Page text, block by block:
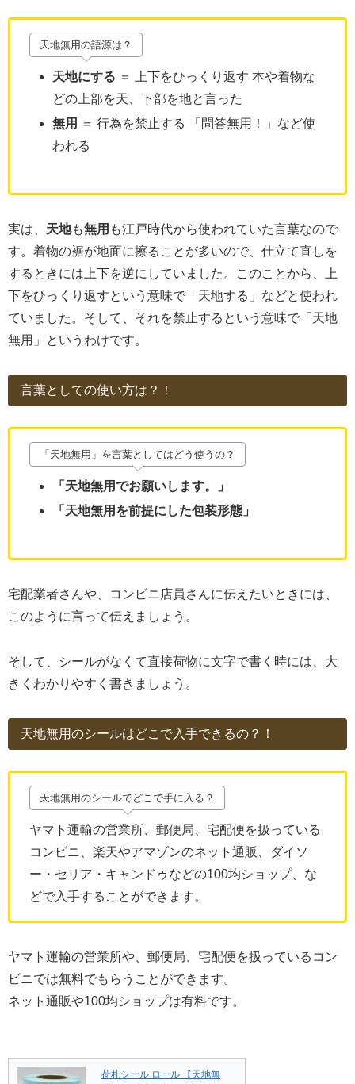
天地無用の語源は？
天地にする ＝ 上下をひっくり返す 本や着物な
どの上部を天、下部を地と言った
無用
＝ 行為を禁止する 「問答無用！」など使
われる
実は、 天地も無用 も江戸時代から使われていた言葉なので
す。着物の裾が地面に擦ることが多いので、仕立て直しを
するときには上下を逆にしていました。このことから、上
下をひっくり返すという意味で「天地する」などと使われ
ていました。そして、それを禁止するという意味で「天地
無用」というわけです。
言葉としての使い方は？！
「天地無用」を言葉としてはどう使うの？
「天地無用でお願いします。」
「天地無用を前提にした包装形態」
宅配業者さんや、コンビニ店員さんに伝えたいときには、
このように言って伝えましょう。
そして、シールがなくて直接荷物に文字で書く時には、大
きくわかりやすく書きましょう。
天地無用のシールはどこで入手できるの？！
天地無用のシールでどこで手に入る？
ヤマト運輸の営業所、郵便局、宅配便を扱っている
コンビニ、楽天やアマゾンのネット通販、ダイソ
ー・セリア・キャンドゥなどの100均ショップ、な
どで入手することができます。
ヤマト運輸の営業所や、郵便局、宅配便を扱っているコン
ビニでは無料でもらうことができます。
ネット通販や100均ショップは有料です。
荷札シール ロール 【天地無